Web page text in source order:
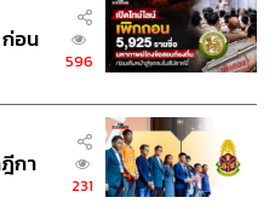
อน
596
กา
231